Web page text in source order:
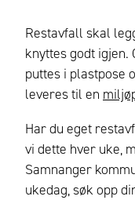
Restavfall skal
knyttes godt
puttes i plastpose
leveres til en
Har du eget
vi dette hver uke,
Samnanger
ukedag, søk opp